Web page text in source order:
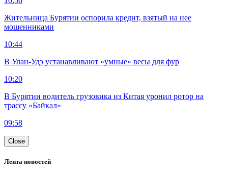
Жительница Бурятии оспорила кредит, взятый на нее
мошенниками
10:44
В Улан-Удэ устанавливают «умные» весы для фур
10:20
В Бурятии водитель грузовика из Китая уронил ротор на
трассу «Байкал»
09:58
Close
Лента новостей